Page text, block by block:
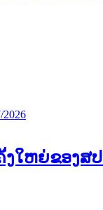
2026
ໃຫຍ່ຂອງສ